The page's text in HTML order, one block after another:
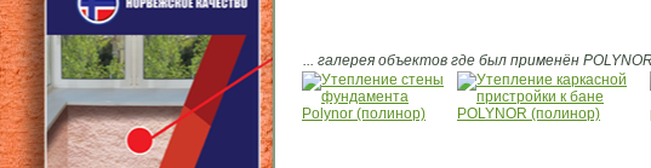
... галерея объектов где был применён